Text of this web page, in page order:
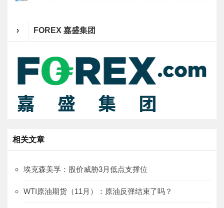
› FOREX 嘉盛集团
相关文章
埃克森美孚：股价威胁3月低点支撑位
WTI原油期货（11月）：原油反弹结束了吗？